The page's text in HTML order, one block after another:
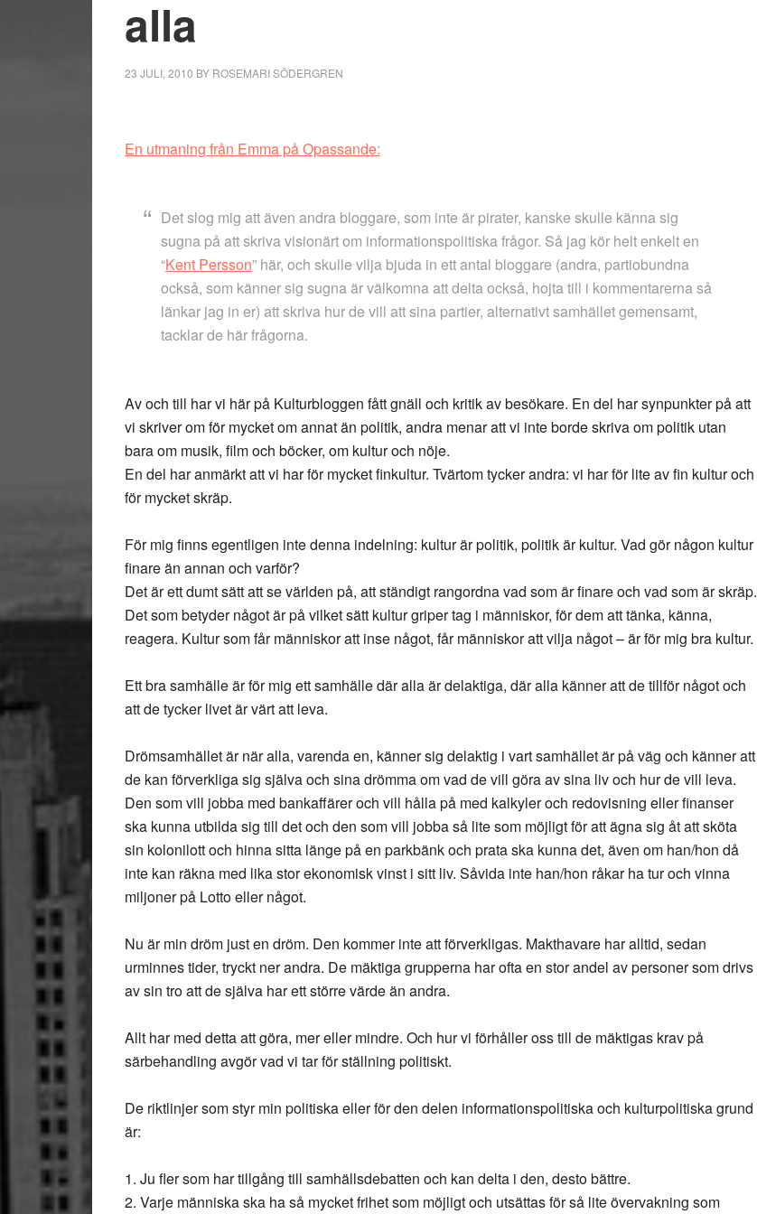
alla
23 JULI, 2010 BY ROSEMARI SÖDERGREN
En utmaning från Emma på Opassande:
Det slog mig att även andra bloggare, som inte är pirater, kanske skulle känna sig
sugna på att skriva visionärt om informationspolitiska frågor. Så jag kör helt enkelt en
“Kent Persson” här, och skulle vilja bjuda in ett antal bloggare (andra, partiobundna
också, som känner sig sugna är välkomna att delta också, hojta till i kommentarerna så
länkar jag in er) att skriva hur de vill att sina partier, alternativt samhället gemensamt,
tacklar de här frågorna.
Av och till har vi här på Kulturbloggen fått gnäll och kritik av besökare. En del har synpunkter på att
vi skriver om för mycket om annat än politik, andra menar att vi inte borde skriva om politik utan
bara om musik, film och böcker, om kultur och nöje.
En del har anmärkt att vi har för mycket finkultur. Tvärtom tycker andra: vi har för lite av fin kultur och
för mycket skräp.
För mig finns egentligen inte denna indelning: kultur är politik, politik är kultur. Vad gör någon kultur
finare än annan och varför?
Det är ett dumt sätt att se världen på, att ständigt rangordna vad som är finare och vad som är skräp.
Det som betyder något är på vilket sätt kultur griper tag i människor, för dem att tänka, känna,
reagera. Kultur som får människor att inse något, får människor att vilja något – är för mig bra kultur.
Ett bra samhälle är för mig ett samhälle där alla är delaktiga, där alla känner att de tillför något och
att de tycker livet är värt att leva.
Drömsamhället är när alla, varenda en, känner sig delaktig i vart samhället är på väg och känner att
de kan förverkliga sig själva och sina drömma om vad de vill göra av sina liv och hur de vill leva.
Den som vill jobba med bankaffärer och vill hålla på med kalkyler och redovisning eller finanser
ska kunna utbilda sig till det och den som vill jobba så lite som möjligt för att ägna sig åt att sköta
sin kolonilott och hinna sitta länge på en parkbänk och prata ska kunna det, även om han/hon då
inte kan räkna med lika stor ekonomisk vinst i sitt liv. Såvida inte han/hon råkar ha tur och vinna
miljoner på Lotto eller något.
Nu är min dröm just en dröm. Den kommer inte att förverkligas. Makthavare har alltid, sedan
urminnes tider, tryckt ner andra. De mäktiga grupperna har ofta en stor andel av personer som drivs
av sin tro att de själva har ett större värde än andra.
Allt har med detta att göra, mer eller mindre. Och hur vi förhåller oss till de mäktigas krav på
särbehandling avgör vad vi tar för ställning politiskt.
De riktlinjer som styr min politiska eller för den delen informationspolitiska och kulturpolitiska grund
är:
1. Ju fler som har tillgång till samhällsdebatten och kan delta i den, desto bättre.
2. Varje människa ska ha så mycket frihet som möjligt och utsättas för så lite övervakning som